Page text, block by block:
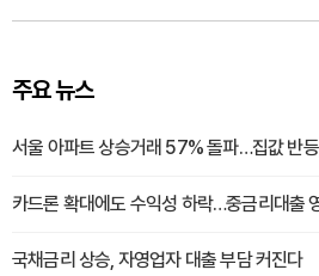
주요 뉴스
서울 아파트 상승거래 57% 돌파…집값 반
카드론 확대에도 수익성 하락…중금리대출
국채금리 상승, 자영업자 대출 부담 커진다